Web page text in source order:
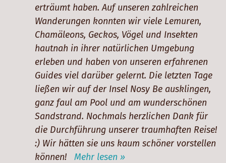
erträumt haben. Auf unseren zahlreichen
Wanderungen konnten wir viele Lemuren,
Chamäleons, Geckos, Vögel und Insekten
hautnah in ihrer natürlichen Umgebung
erleben und haben von unseren erfahrenen
Guides viel darüber gelernt. Die letzten Tage
ließen wir auf der Insel Nosy Be ausklingen,
ganz faul am Pool und am wunderschönen
Sandstrand. Nochmals herzlichen Dank für
die Durchführung unserer traumhaften Reise!
:) Wir hätten sie uns kaum schöner vorstellen
können! Mehr lesen »